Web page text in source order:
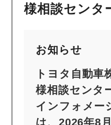
様相談センタ
お知らせ
トヨタ自動車
様相談センタ
インフォメー
は、2026年8